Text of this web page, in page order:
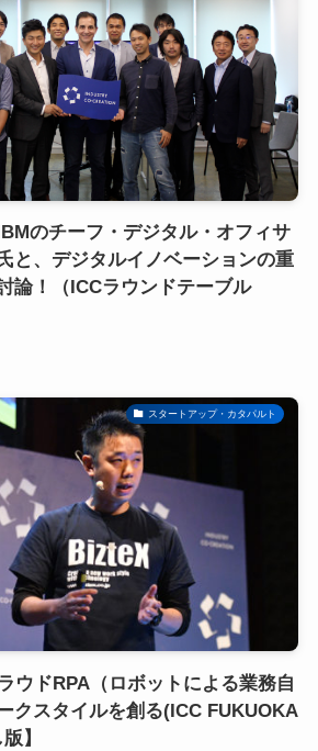
のチーフ・デジタル・オフィサ
と、デジタルイノベーションの重
論！（ICCラウンドテーブル
スタートアップ・カタパルト
ウドRPA（ロボットによる業務自
クスタイルを創る(ICC FUKUOKA
】